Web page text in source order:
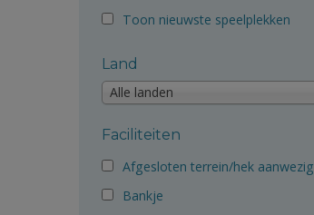
Toon nieuwste speelplekken
Land
Alle landen
Faciliteiten
Afgesloten terrein/hek aanwezig
Bankje